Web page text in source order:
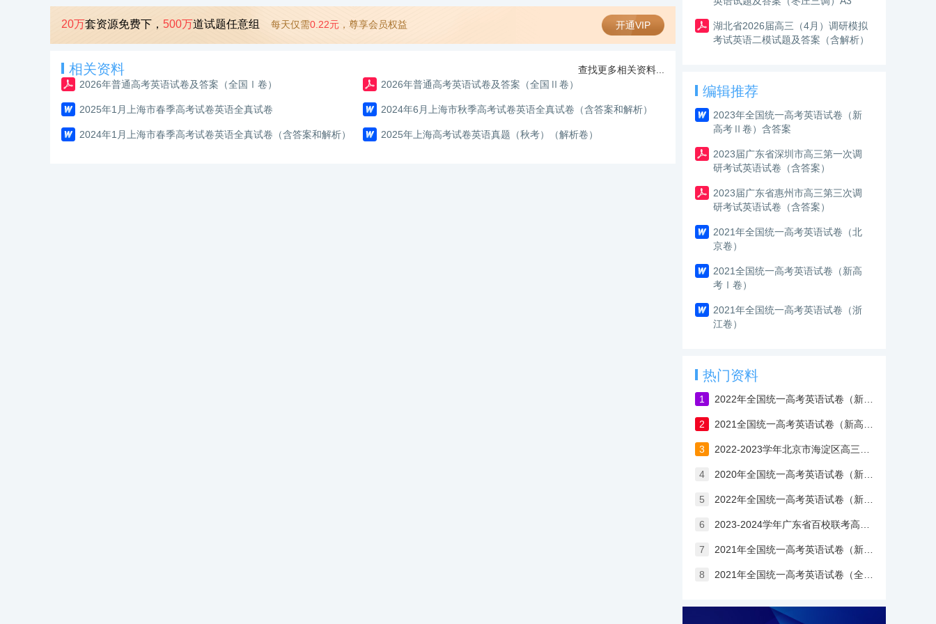
20万套资源免费下， 500万道试题任意组 每天仅需0.22元 ，尊享会员权益 开通VIP
相关资料
查找更多相关资料...
2026年普通高考英语试卷及答案（全国Ⅰ卷）
2026年普通高考英语试卷及答案（全国Ⅱ卷）
2025年1月上海市春季高考试卷英语全真试卷 2024年6月上海市秋季高考试卷英语全真试卷（含答案和解析）
2024年1月上海市春季高考试卷英语全真试卷（含答案和解析） 2025年上海高考试卷英语真题（秋考）（解析卷）
湖北省2026届高三（4月）调研模拟
考试英语二模试题及答案（含解析）
编辑推荐
2023年全国统一高考英语试卷（新
高考Ⅱ卷）含答案
2023届广东省深圳市高三第一次调
研考试英语试卷（含答案）
2023届广东省惠州市高三第三次调
研考试英语试卷（含答案）
2021年全国统一高考英语试卷（北
京卷）
2021全国统一高考英语试卷（新高
考Ⅰ卷）
2021年全国统一高考英语试卷（浙
江卷）
热门资料
1 2022年全国统一高考英语试卷（新高考II卷）含答案
2
3
4 2020年全国统一高考英语试卷（新课标Ⅰ卷）
5 2022年全国统一高考英语试卷（新高考Ⅰ卷）含答案
6
7 2021年全国统一高考英语试卷（新高考Ⅱ卷）含答案解析
8 2021年全国统一高考英语试卷（全国乙卷）